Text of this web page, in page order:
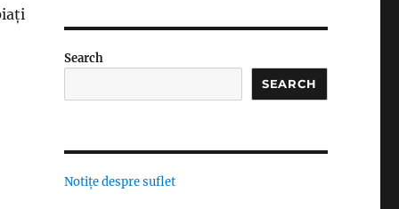
Search
SEARCH
Notițe despre suflet